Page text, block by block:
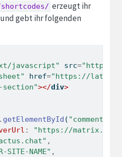
erzeugt ihr
und gebt ihr folgenden
javascript" src="https://
href="https://
section"></div>
. getElementById ( "comment-
:
"https://
,
SITE-NAME" ,